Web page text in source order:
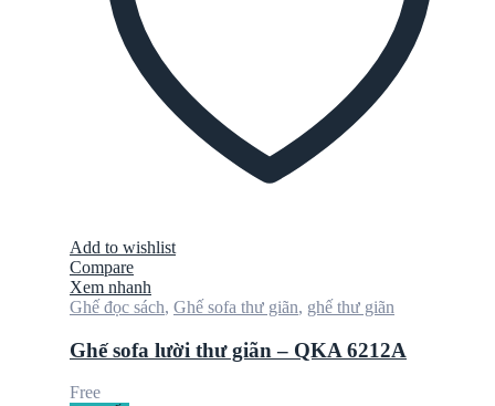
Add to wishlist
Compare
Xem nhanh
Ghế đọc sách, Ghế sofa thư giãn, ghế thư giãn
Ghế sofa lười thư giãn – QKA 6212A
Free